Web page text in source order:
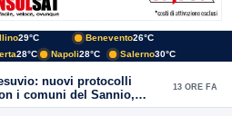
29°C Benevento26°C
28°C Napoli28°C Salerno30°C
nuovi protocolli
i comuni del Sannio,
con Arpaise
13 ORE FA